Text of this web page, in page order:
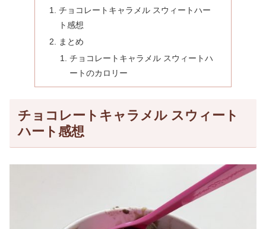
チョコレートキャラメル スウィートハー
ト感想
まとめ
チョコレートキャラメル スウィートハ
ートのカロリー
チョコレートキャラメル スウィート
ハート感想